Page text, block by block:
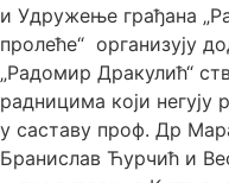
и Удружење грађана
пролеће“ организују
„Радомир Дракулић“
радницима који
у саставу проф. Др
Бранислав Ћурчић и